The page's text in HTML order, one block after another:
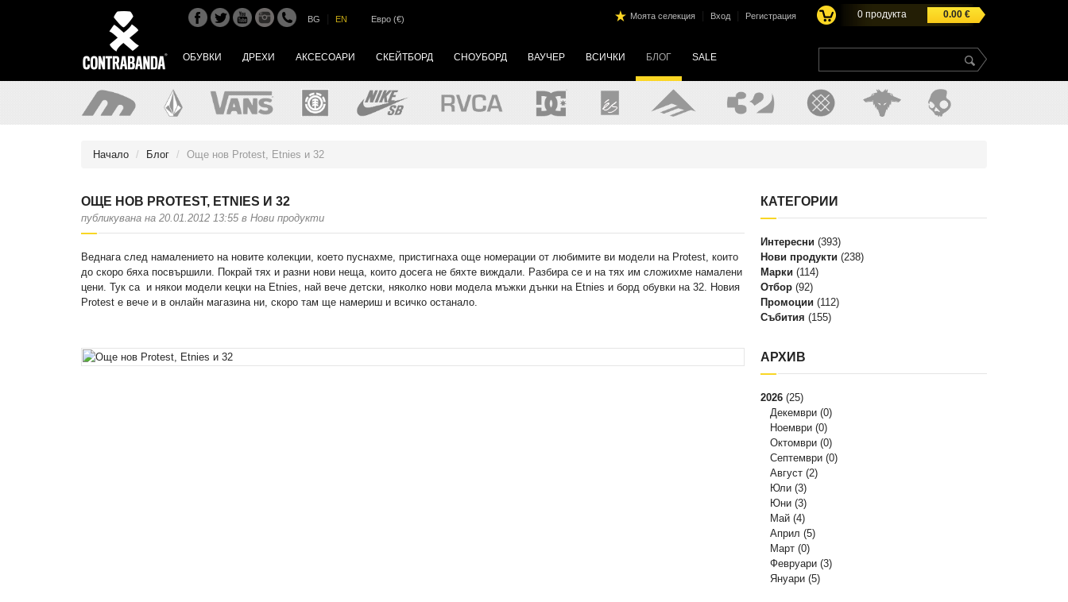
BG EN Евро (€) Моята селекция Вход Регистрация 0 продукта 0.00€
ОБУВКИ ДРЕХИ АКСЕСОАРИ СКЕЙТБОРД СНОУБОРД ВАУЧЕР ВСИЧКИ БЛОГ SALE
Начало Блог Още нов Protest, Etnies и 32
ОЩЕ НОВ PROTEST, ETNIES И 32
публикувана на 20.01.2012 13:55 в Нови продукти
Веднага след намалението на новите колекции, което пуснахме, пристигнаха още номерации от любимите ви модели на Protest, които
до скоро бяха посвършили. Покрай тях и разни нови неща, които досега не бяхте виждали. Разбира се и на тях им сложихме намалени
цени. Тук са и някои модели кецки на Etnies, най вече детски, няколко нови модела мъжки дънки на Etnies и борд обувки на 32. Новия
Protest е вече и в онлайн магазина ни, скоро там ще намериш и всичко останало.
КАТЕГОРИИ
Интересни (393)
Нови продукти (238)
Марки (114)
Отбор (92)
Промоции (112)
Събития (155)
АРХИВ
2026 (25)
Декември (0)
Ноември (0)
Октомври (0)
Септември (0)
Август (2)
Юли (3)
Юни (3)
Май (4)
Април (5)
Март (0)
Февруари (3)
Януари (5)